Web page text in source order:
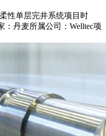
性单层完井系统项目时
：丹麦所属公司：Welltec项